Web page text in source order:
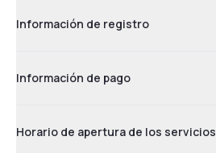
Información de registro
Información de pago
Horario de apertura de los servicios